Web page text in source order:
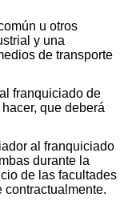
u otros
y una
de transporte
franquiciado de
que deberá
al franquiciado
durante la
de las facultades